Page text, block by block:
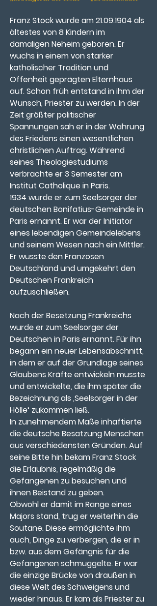
Franz Stock wurde am 21.09.1904 als
ältestes von 8 Kindern im
damaligen Neheim geboren. Er
wuchs in einem von starker
katholischer Tradition und
Offenheit geprägten Elternhaus
auf. Schon früh entstand in ihm der
Wunsch, Priester zu werden. In der
Zeit größter politischer
Spannungen sah er in der Wahrung
des Friedens einen wesentlichen
christlichen Auftrag. Während
seines Theologiestudiums
verbrachte er 3 Semester am
Institut Catholique in Paris.
1934 wurde er zum Seelsorger der
deutschen Bonifatius-Gemeinde in
Paris ernannt. Er war der Initiator
eines lebendigen Gemeindelebens
und seinem Wesen nach ein Mittler.
Er wusste den Franzosen
Deutschland und umgekehrt den
Deutschen Frankreich
aufzuschließen.
Nach der Besetzung Frankreichs
wurde er zum Seelsorger der
Deutschen in Paris ernannt. Für ihn
begann ein neuer Lebensabschnitt,
in dem er auf der Grundlage seines
Glaubens Kräfte entwickeln musste
und entwickelte, die ihm später die
Bezeichnung als ‚Seelsorger in der
Hölle‘ zukommen ließ.
In zunehmendem Maße inhaftierte
die deutsche Besatzung Menschen
aus verschiedensten Gründen. Auf
seine Bitte hin bekam Franz Stock
die Erlaubnis, regelmäßig die
Gefangenen zu besuchen und
ihnen Beistand zu geben.
Obwohl er damit im Range eines
Majors stand, trug er weiterhin die
Soutane. Diese ermöglichte ihm
auch, Dinge zu verbergen, die er in
bzw. aus dem Gefängnis für die
Gefangenen schmuggelte. Er war
die einzige Brücke von draußen in
diese Welt des Schweigens und
wieder hinaus. Er kam als Priester zu